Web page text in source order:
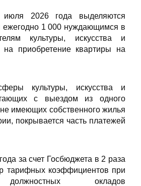
2026 года выделяются
ежегодно 1 000 нуждающимся в
культуры, искусства и
приобретение квартиры на
культуры, искусства и
с выездом из одного
имеющих собственного жилья
покрывается часть платежей
за счет Госбюджета в 2 раза
тарифных коэффициентов при
окладов